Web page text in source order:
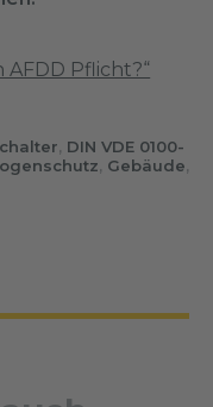
AFDD Pflicht?“
, DIN VDE 0100-
, Gebäude,